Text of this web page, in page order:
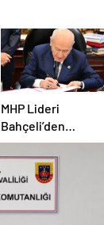
MHP Lideri
Bahçeli’den
‘Terörsüz Türkiye’
yasası açıklaması:
“Herkes kazandı”